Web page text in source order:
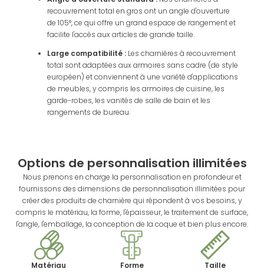
recouvrement total en gros ont un angle d'ouverture
de 105°, ce qui offre un grand espace de rangement et
facilite l'accès aux articles de grande taille.
Large compatibilité : Les charnières à recouvrement
total sont adaptées aux armoires sans cadre (de style
européen) et conviennent à une variété d'applications
de meubles, y compris les armoires de cuisine, les
garde-robes, les vanités de salle de bain et les
rangements de bureau.
Options de personnalisation illimitées
Nous prenons en charge la personnalisation en profondeur et
fournissons des dimensions de personnalisation illimitées pour
créer des produits de charnière qui répondent à vos besoins, y
compris le matériau, la forme, l'épaisseur, le traitement de surface,
l'angle, l'emballage, la conception de la coque et bien plus encore.
Matériau Forme Taille